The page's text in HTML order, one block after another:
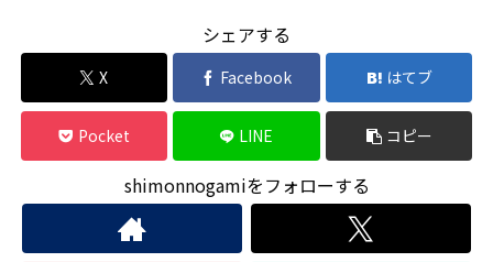
シェアする
X Facebook はてブ
Pocket LINE コピー
shimonnogamiをフォローする